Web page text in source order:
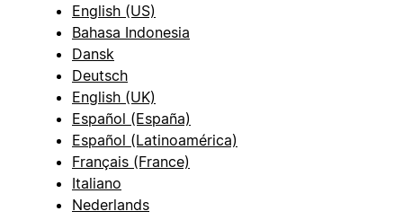
English (US)
Bahasa Indonesia
Dansk
Deutsch
English (UK)
Español (España)
Español (Latinoamérica)
Français (France)
Italiano
Nederlands